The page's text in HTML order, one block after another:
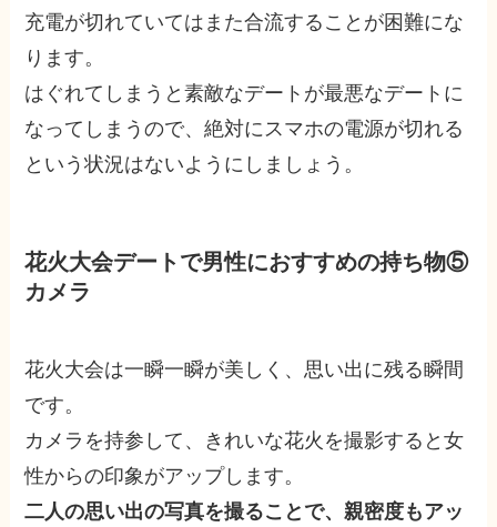
充電が切れていてはまた合流することが困難にな
ります。
はぐれてしまうと素敵なデートが最悪なデートに
なってしまうので、絶対にスマホの電源が切れる
という状況はないようにしましょう。
花火大会デートで男性におすすめの持ち物⑤
カメラ
花火大会は一瞬一瞬が美しく、思い出に残る瞬間
です。
カメラを持参して、きれいな花火を撮影すると女
性からの印象がアップします。
二人の思い出の写真を撮ることで、親密度もアッ